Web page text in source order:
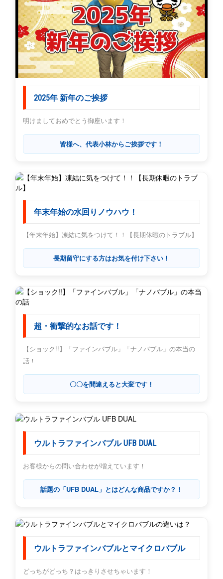
2025年 新年のご挨拶
明けましておめでとう御座います！
皆様へ、代表小林からご挨拶です！
年末年始の水回りノウハウ！
【年末年始】凍結に気をつけて！！【長期休暇のトラブル】
長期留守にする方はお気を付け下さい！
超・衝撃的なお話です！
【ショック!!】「ファインバブル」「ナノバブル」の本当の
話！
〇〇を間違えると大変です！
ウルトラファインバブル UFB DUAL
お客様からの問い合わせが増えています！
話題の「UFB DUAL」とはどんな商品ですか？！
ウルトラファインバブルとマイクロバブル
どっちがどっち？はっきりさせちゃいます！